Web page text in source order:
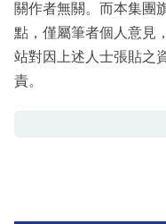
關作者無關。而本集團
點，僅屬筆者個人意見
站對因上述人士張貼之
責。